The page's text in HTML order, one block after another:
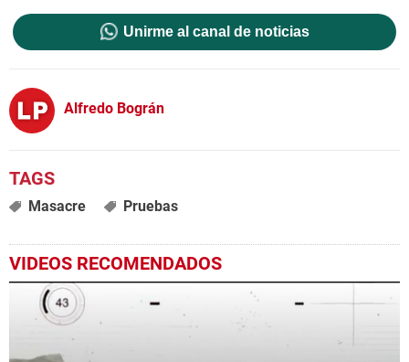
Unirme al canal de noticias
Alfredo Bográn
Masacre Pruebas
VIDEOS RECOMENDADOS